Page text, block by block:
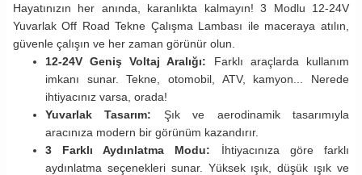
Hayatınızın her anında, karanlıkta kalmayın! 3 Modlu 12-24V
Yuvarlak Off Road Tekne Çalışma Lambası ile maceraya atılın,
güvenle çalışın ve her zaman görünür olun.
12-24V Geniş Voltaj Aralığı: Farklı araçlarda kullanım
imkanı sunar. Tekne, otomobil, ATV, kamyon... Nerede
ihtiyacınız varsa, orada!
Yuvarlak Tasarım: Şık ve aerodinamik tasarımıyla
aracınıza modern bir görünüm kazandırır.
3 Farklı Aydınlatma Modu: İhtiyacınıza göre farklı
aydınlatma seçenekleri sunar. Yüksek ışık, düşük ışık ve